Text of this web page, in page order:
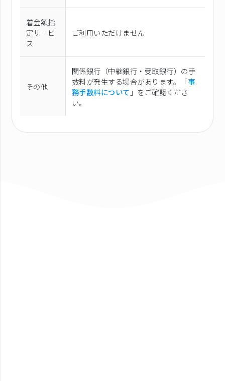
着金額指
定サービ
ス
ご利用いただけません
その他
関係銀行（中継銀行・受取銀行）の手
数料が発生する場合があります。「事
務手数料について 」をご確認くださ
い。